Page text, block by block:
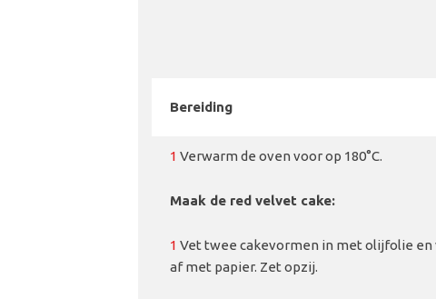
Bereiding
1 Verwarm de oven voor op 180°C.
Maak de red velvet cake:
1 Vet twee cakevormen in met olijfolie en
af met papier. Zet opzij.